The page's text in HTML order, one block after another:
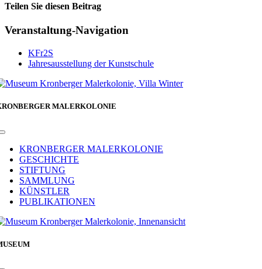
Teilen Sie diesen Beitrag
Facebook
Veranstaltung-Navigation
KFr2S
Jahresausstellung der Kunstschule
MALERKOLONIE
Toggle
NavigationKRONBERGER MALERKOLONIE
GESCHICHTE
STIFTUNG
SAMMLUNG
KÜNSTLER
PUBLIKATIONEN